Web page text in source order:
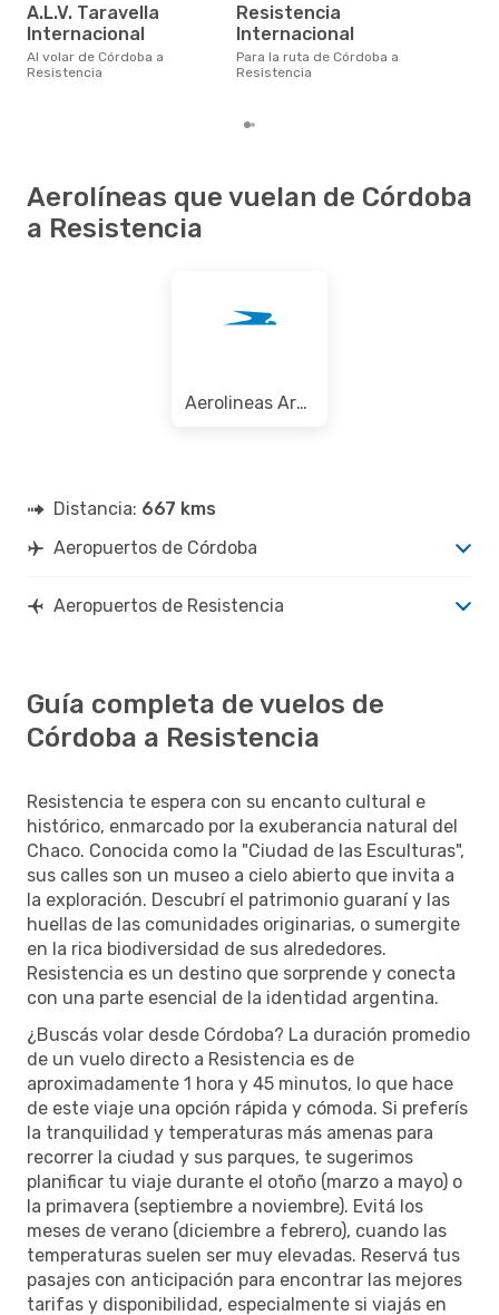
A.L.V. Taravella
Internacional
Al volar de Córdoba a
Resistencia
Resistencia
Internacional
Para la ruta de Córdoba a
Resistencia
Aerolíneas que vuelan de Córdoba
a Resistencia
Aerolineas Argentinas
Distancia: 667 kms
Aeropuertos de Córdoba
Aeropuertos de Resistencia
Guía completa de vuelos de
Córdoba a Resistencia
Resistencia te espera con su encanto cultural e
histórico, enmarcado por la exuberancia natural del
Chaco. Conocida como la "Ciudad de las Esculturas",
sus calles son un museo a cielo abierto que invita a
la exploración. Descubrí el patrimonio guaraní y las
huellas de las comunidades originarias, o sumergite
en la rica biodiversidad de sus alrededores.
Resistencia es un destino que sorprende y conecta
con una parte esencial de la identidad argentina.
¿Buscás volar desde Córdoba? La duración promedio
de un vuelo directo a Resistencia es de
aproximadamente 1 hora y 45 minutos, lo que hace
de este viaje una opción rápida y cómoda. Si preferís
la tranquilidad y temperaturas más amenas para
recorrer la ciudad y sus parques, te sugerimos
planificar tu viaje durante el otoño (marzo a mayo) o
la primavera (septiembre a noviembre). Evitá los
meses de verano (diciembre a febrero), cuando las
temperaturas suelen ser muy elevadas. Reservá tus
pasajes con anticipación para encontrar las mejores
tarifas y disponibilidad, especialmente si viajás en